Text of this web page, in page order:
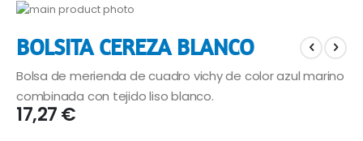
Saltar
final
de
la
galería
de
imágenes
al
comienzo
de
la
galería
BOLSITA CEREZA BLANCO
Bolsa de merienda de cuadro vichy de color azul marino
combinada con tejido liso blanco.
17,27 €